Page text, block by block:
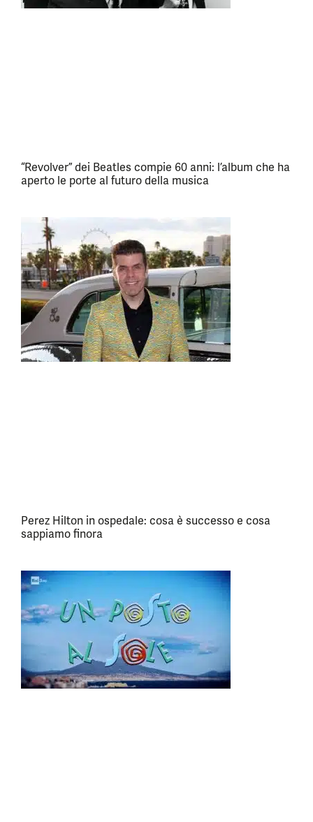
“Revolver” dei Beatles compie 60 anni: l’album che ha
aperto le porte al futuro della musica
Perez Hilton in ospedale: cosa è successo e cosa
sappiamo finora